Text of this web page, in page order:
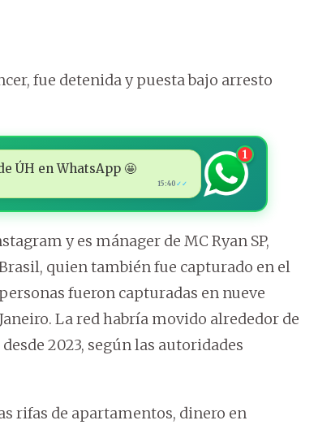
fue detenida y puesta bajo arresto
ÚH en WhatsApp 🤩
15:40 ✓✓
1
y es mánager de MC Ryan SP,
quien también fue capturado en el
fueron capturadas en nueve
La red habría movido alrededor de
2023, según las autoridades
rifas de apartamentos, dinero en